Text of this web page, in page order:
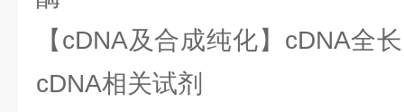
【cDNA及合成纯化】cDNA全
cDNA相关试剂